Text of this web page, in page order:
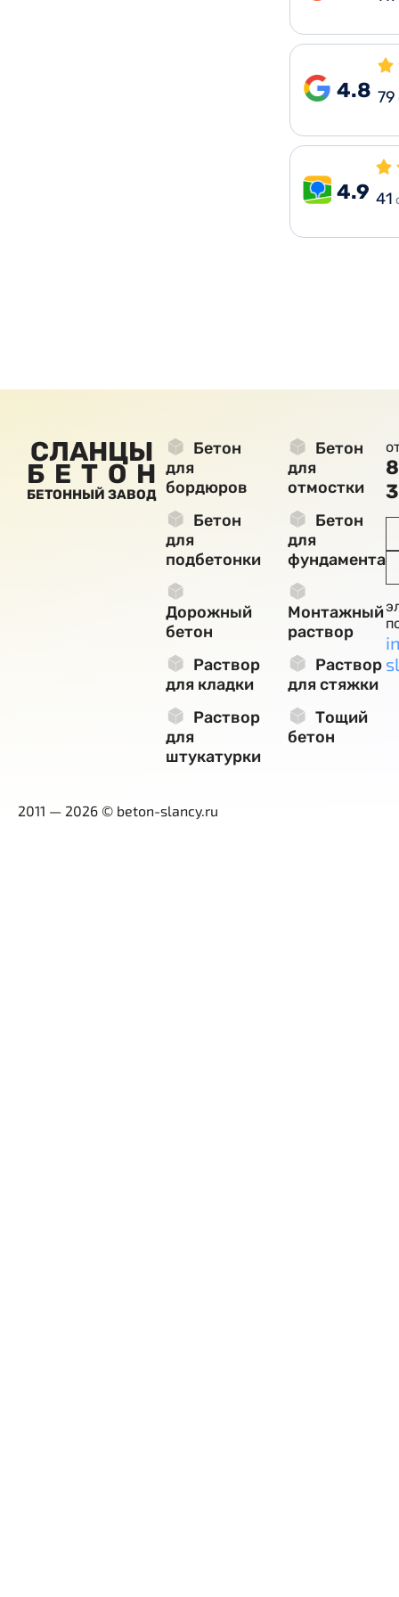
4.8 79
4.9 41
СЛАНЦЫ
БЕТОН
БЕТОННЫЙ ЗАВОД
Бетон
для
бордюров
Бетон
для
отмостки
Бетон
для
подбетонки
Бетон
для
фундамента
Дорожный
бетон
Монтажный
раствор
Раствор
для кладки
Раствор
для стяжки
Раствор
для
штукатурки
Тощий
бетон
2011 — 2026 © beton-slancy.ru